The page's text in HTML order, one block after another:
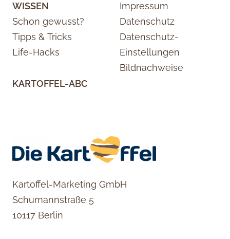
WISSEN
Schon gewusst?
Tipps & Tricks
Life-Hacks
KARTOFFEL-ABC
Impressum
Datenschutz
Datenschutz-
Einstellungen
Bildnachweise
Kartoffel-Marketing GmbH
Schumannstraße 5
10117 Berlin